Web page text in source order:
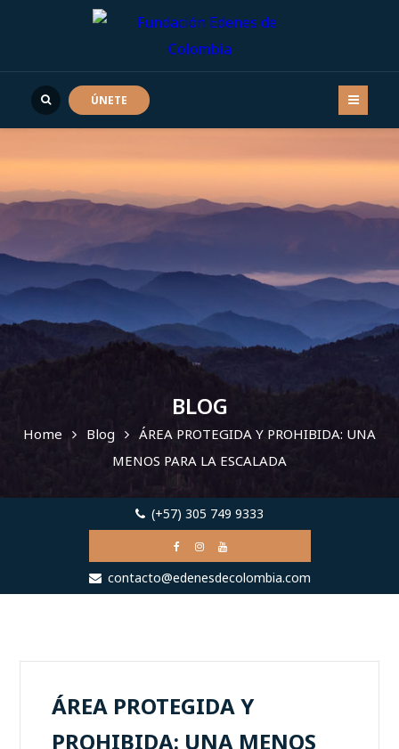
ÚNETE
BLOG
Home Blog
ÁREA PROTEGIDA Y PROHIBIDA: UNA
MENOS PARA LA ESCALADA
(+57) 305 749 9333
contacto@edenesdecolombia.com
ÁREA PROTEGIDA Y
PROHIBIDA: UNA MENOS